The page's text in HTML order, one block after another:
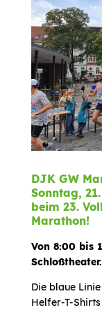
DJK GW
Sonntag,
beim 23.
Marathon!
Von 8:00 bis
Die blaue
Helfer-T-